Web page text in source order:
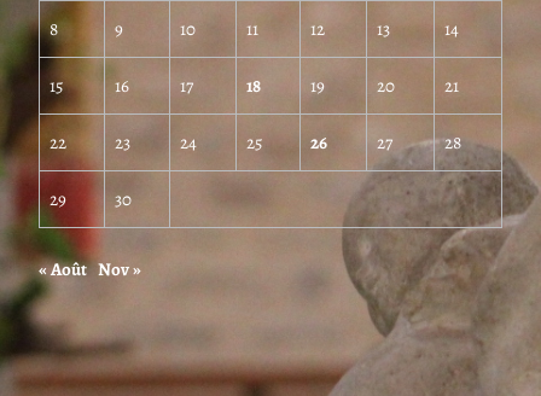
8 9 10 11 12 13 14
15 16 17 18 19 20 21
22 23 24 25 26 27 28
29 30
« Août Nov »